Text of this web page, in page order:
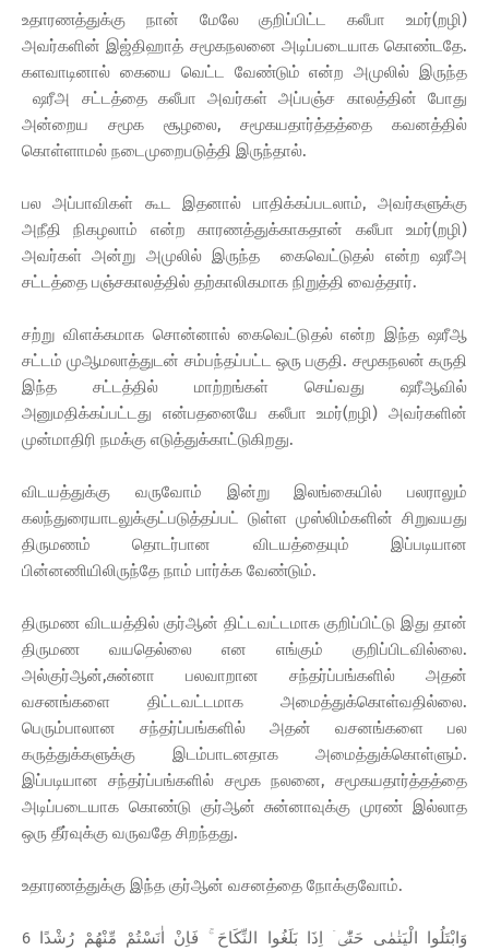
உதாரணத்துக்கு நான் மேலே குறிப்பிட்ட கலீபா உமர்(றழி)
அவர்களின் இஜ்திஹாத் சமூகநலனை அடிப்படையாக கொண்டதே.
களவாடினால் கையை வெட்ட வேண்டும் என்ற அமுலில் இருந்த
ஷரீஅ சட்டத்தை கலீபா அவர்கள் அப்பஞ்ச காலத்தின் போது
அன்றைய சமூக சூழலை, சமூகயதார்த்தத்தை கவனத்தில்
கொள்ளாமல் நடைமுறைபடுத்தி இருந்தால்.
பல அப்பாவிகள் கூட இதனால் பாதிக்கப்படலாம், அவர்களுக்கு
அநீதி நிகழலாம் என்ற காரணத்துக்காகதான் கலீபா உமர்(றழி)
அவர்கள் அன்று அமுலில் இருந்த கைவெட்டுதல் என்ற ஷரீஅ
சட்டத்தை பஞ்சகாலத்தில் தற்காலிகமாக நிறுத்தி வைத்தார்.
சற்று விளக்கமாக சொன்னால் கைவெட்டுதல் என்ற இந்த ஷரீஆ
சட்டம் முஆமலாத்துடன் சம்பந்தப்பட்ட ஒரு பகுதி. சமூகநலன் கருதி
இந்த சட்டத்தில் மாற்றங்கள் செய்வது ஷரீஆவில்
அனுமதிக்கப்பட்டது என்பதனையே கலீபா உமர்(றழி) அவர்களின்
முன்மாதிரி நமக்கு எடுத்துக்காட்டுகிறது.
விடயத்துக்கு வருவோம் இன்று இலங்கையில் பலராலும்
கலந்துரையாடலுக்குட்படுத்தப்பட் டுள்ள முஸ்லிம்களின் சிறுவயது
திருமணம் தொடர்பான விடயத்தையும் இப்படியான
பின்னணியிலிருந்தே நாம் பார்க்க வேண்டும்.
திருமண விடயத்தில் குர்ஆன் திட்டவட்டமாக குறிப்பிட்டு இது தான்
திருமண வயதெல்லை என எங்கும் குறிப்பிடவில்லை.
அல்குர்ஆன்,சுன்னா பலவாறான சந்தர்ப்பங்களில் அதன்
வசனங்களை திட்டவட்டமாக அமைத்துக்கொள்வதில்லை.
பெரும்பாலான சந்தர்ப்பங்களில் அதன் வசனங்களை பல
கருத்துக்களுக்கு இடம்பாடனதாக அமைத்துக்கொள்ளும்.
இப்படியான சந்தர்ப்பங்களில் சமூக நலனை, சமூகயதார்த்தத்தை
அடிப்படையாக கொண்டு குர்ஆன் சுன்னாவுக்கு முரண் இல்லாத
ஒரு தீர்வுக்கு வருவதே சிறந்தது.
உதாரணத்துக்கு இந்த குர்ஆன் வசனத்தை நோக்குவோம்.
6 وَابْتَلُوا الْيَتٰمٰى حَتّٰىۤ اِذَا بَلَغُوا النِّكَاحَ‌ ۚ فَاِنْ اٰنَسْتُمْ مِّنْهُمْ رُشْدًا